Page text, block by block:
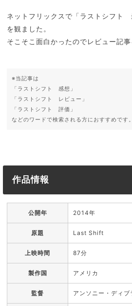
ネットフリックスで「ラストシフト
を観ました。
そこそこ面白かったのでレビュー記事
※当記事は
「ラストシフト 感想」
「ラストシフト レビュー」
「ラストシフト 評価」
などのワードで検索される方におすすめです。
作品情報
公開年 2014年
原題 Last Shift
上映時間 87分
製作国 アメリカ
監督 アンソニー・ディブ